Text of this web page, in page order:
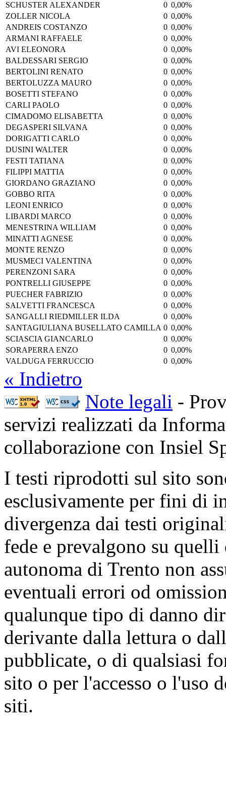
SCHUSTER ALEXANDER
0 0,00%
ZOLLER NICOLA
0 0,00%
ANDREIS COSTANZO
0 0,00%
ARMANI RAFFAELE
0 0,00%
AVI ELEONORA
0 0,00%
BALDESSARI SERGIO
0 0,00%
BERTOLINI RENATO
0 0,00%
BERTOLUZZA MAURO
0 0,00%
BOSETTI STEFANO
0 0,00%
CARLI PAOLO
0 0,00%
CIMADOMO ELISABETTA
0 0,00%
DEGASPERI SILVANA
0 0,00%
DORIGATTI CARLO
0 0,00%
DUSINI WALTER
0 0,00%
FESTI TATIANA
0 0,00%
FILIPPI MATTIA
0 0,00%
GIORDANO GRAZIANO
0 0,00%
GOBBO RITA
0 0,00%
LEONI ENRICO
0 0,00%
LIBARDI MARCO
0 0,00%
MENESTRINA WILLIAM
0 0,00%
MINATTI AGNESE
0 0,00%
MONTE RENZO
0 0,00%
MUSMECI VALENTINA
0 0,00%
PERENZONI SARA
0 0,00%
PONTRELLI GIUSEPPE
0 0,00%
PUECHER FABRIZIO
0 0,00%
SALVETTI FRANCESCA
0 0,00%
SANGALLI RIEDMILLER ILDA
0 0,00%
SANTAGIULIANA BUSELLATO CAMILLA 0 0,00%
SCIASCIA GIANCARLO
0 0,00%
SORAPERRA ENZO
0 0,00%
VALDUGA FERRUCCIO
0 0,00%
« Indietro
Note legali -
servizi realizzati da
collaborazione con Insiel
I testi riprodotti sul sito
esclusivamente per fini di
divergenza dai testi
fede e prevalgono su
autonoma di Trento non
eventuali errori od
qualunque tipo di danno
derivante dalla lettura o
pubblicate, o di qualsiasi
sito o per l'accesso o l'uso
siti.